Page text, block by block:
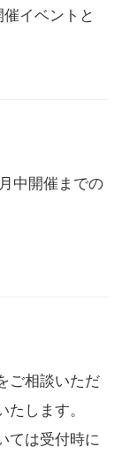
イベントと
中開催までの
ご相談いただ
します。
ては受付時に